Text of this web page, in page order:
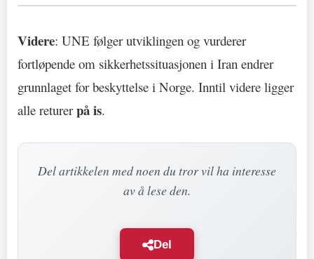
Videre: UNE følger utviklingen og vurderer
fortløpende om sikkerhetssituasjonen i Iran endrer
grunnlaget for beskyttelse i Norge. Inntil videre ligger
alle returerpå is.
Del artikkelen med noen du tror vil ha interesse
av å lese den.
Del